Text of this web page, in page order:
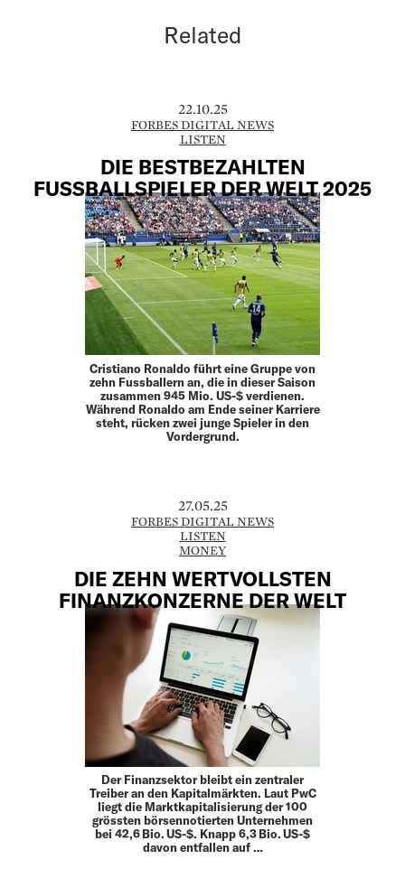
Related
22.10.25
FORBES DIGITAL NEWS
LISTEN
DIE BESTBEZAHLTEN
FUSSBALLSPIELER DER WELT 2025
Cristiano Ronaldo führt eine Gruppe von
zehn Fussballern an, die in dieser Saison
zusammen 945 Mio. US-$ verdienen.
Während Ronaldo am Ende seiner Karriere
steht, rücken zwei junge Spieler in den
Vordergrund.
27.05.25
FORBES DIGITAL NEWS
LISTEN
MONEY
DIE ZEHN WERTVOLLSTEN
FINANZKONZERNE DER WELT
Der Finanzsektor bleibt ein zentraler
Treiber an den Kapitalmärkten. Laut PwC
liegt die Marktkapitalisierung der 100
grössten börsennotierten Unternehmen
bei 42,6 Bio. US-$. Knapp 6,3 Bio. US-$
davon entfallen auf …